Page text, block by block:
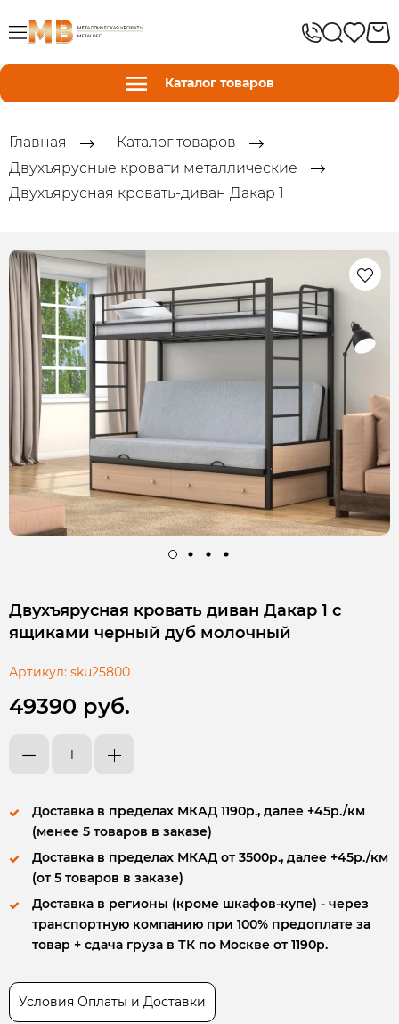
Каталог товаров
Главная
Каталог товаров
Двухъярусные кровати металлические
Двухъярусная кровать-диван Дакар 1
Двухъярусная кровать диван Дакар 1 с
ящиками черный дуб молочный
Артикул: sku25800
49390 руб.
Доставка в пределах МКАД 1190р., далее +45р./км
(менее 5 товаров в заказе)
Доставка в пределах МКАД от 3500р., далее +45р./км
(от 5 товаров в заказе)
Доставка в регионы (кроме шкафов-купе) - через
транспортную компанию при 100% предоплате за
товар + сдача груза в ТК по Москве от 1190р.
Условия Оплаты и Доставки